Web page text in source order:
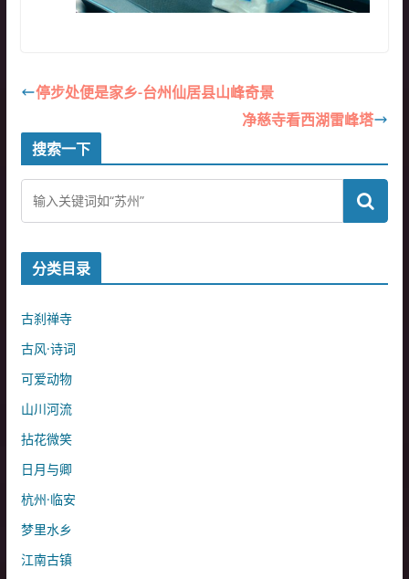
停步处便是家乡-台州仙居县山峰奇景
净慈寺看西湖雷峰塔
搜索一下
分类目录
古刹禅寺
古风·诗词
可爱动物
山川河流
拈花微笑
日月与卿
杭州·临安
梦里水乡
江南古镇